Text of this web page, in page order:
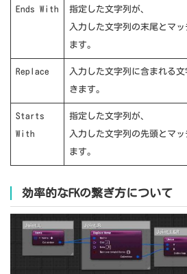
Ends With
指定した文字列が、
入力した文字列の末尾とマ
ます。
Replace
入力した文字列に含まれる
きます。
Starts
With
指定した文字列が、
入力した文字列の先頭とマ
ます。
効率的なFKの繋ぎ方について